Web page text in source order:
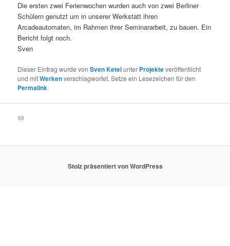
Die ersten zwei Ferienwochen wurden auch von zwei Berliner
Schülern genutzt um in unserer Werkstatt ihren
Arcadeautomaten, im Rahmen ihrer Seminararbeit, zu bauen. Ein
Bericht folgt noch.
Sven
Dieser Eintrag wurde vonSven Ketelunter Projekteveröffentlicht
und mitWerkenverschlagwortet. Setze ein Lesezeichen für den
Permalink.
E-Mail
Stolz präsentiert von WordPress